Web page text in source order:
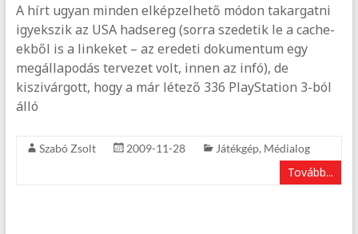
A hírt ugyan minden elképzelhető módon takargatni
igyekszik az USA hadsereg (sorra szedetik le a cache-
ekből is a linkeket – az eredeti dokumentum egy
megállapodás tervezet volt, innen az infó), de
kiszivárgott, hogy a már létező 336 PlayStation 3-ból
álló
Szabó Zsolt 2009-11-28 Játékgép, Médialog
Tovább...